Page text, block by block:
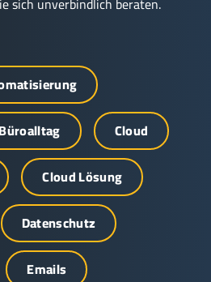
Cloud
Cloud Lösung
Datenschutz
Emails